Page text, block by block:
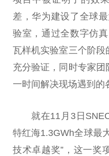
差，华为建设了全球
验室，通过全数字仿
瓦样机实验室三个阶段
充分验证，同时专家
一时间解决现场遇到的
就在11月3日
特红海1.3GWh全球最
技术卓越奖”，这一奖